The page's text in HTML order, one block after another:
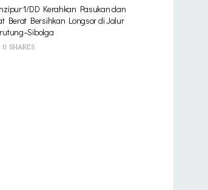
1/DD Kerahkan Pasukan dan
Berat Bersihkan Longsor di Jalur
0 SHARES